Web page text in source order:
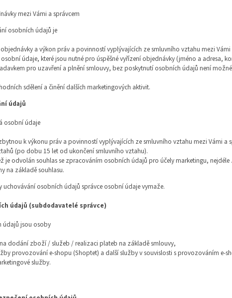
mezi Vámi a správcem
osobních údajů je
a výkon práv a povinností vyplývajících ze smluvního vztahu mezi
údaje, které jsou nutné pro úspěšné vyřízení objednávky (jméno a adresa,
pro uzavření a plnění smlouvy, bez poskytnutí osobních údajů není
sdělení a činění dalších marketingových aktivit.
údajů
osobní údaje
k výkonu práv a povinností vyplývajících ze smluvního vztahu mezi Vámi a
(po dobu 15 let od ukončení smluvního vztahu).
je odvolán souhlas se zpracováním osobních údajů pro účely marketingu,
na základě souhlasu.
osobních údajů správce osobní údaje vymaže.
údajů (subdodavatelé správce)
údajů jsou osoby
dodání zboží / služeb / realizaci plateb na základě smlouvy,
provozování e-shopu (Shoptet) a další služby v souvislosti s provozováním e-
služby.